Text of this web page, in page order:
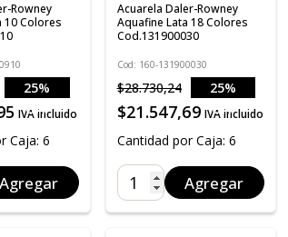
Rowney
10 Colores
25%
OFF
IVA incluido
Caja: 6
Agregar
Acuarela Daler-Rowney
Aquafine Lata 18 Colores
Cod.131900030
Cod: 160-131900030
$28.730,24
25%
OFF
$21.547,69 IVA incluido
Cantidad por Caja: 6
Agregar